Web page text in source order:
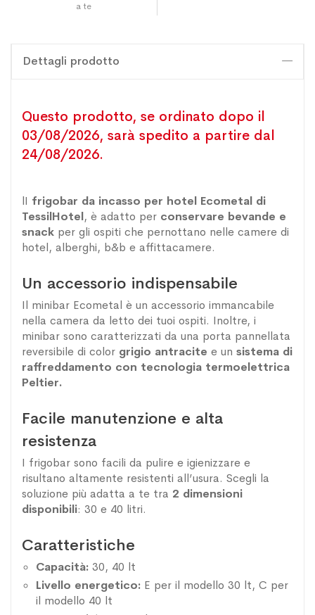
a te
Dettagli prodotto
Questo prodotto, se ordinato dopo il
03/08/2026, sarà spedito a partire dal
24/08/2026.
lI frigobar da incasso per hotel Ecometal di
TessilHotel, è adatto per conservare bevande e
snack per gli ospiti che pernottano nelle camere di
hotel, alberghi, b&b e affittacamere.
Un accessorio indispensabile
Il minibar Ecometal è un accessorio immancabile
nella camera da letto dei tuoi ospiti. Inoltre, i
minibar sono caratterizzati da una porta pannellata
reversibile di color grigio antracite e un sistema di
raffreddamento con tecnologia termoelettrica
Peltier.
Facile manutenzione e alta
resistenza
I frigobar sono facili da pulire e igienizzare e
risultano altamente resistenti all’usura. Scegli la
soluzione più adatta a te tra 2 dimensioni
disponibili: 30 e 40 litri.
Caratteristiche
Capacità: 30, 40 lt
Livello energetico: E per il modello 30 lt, C per
il modello 40 lt